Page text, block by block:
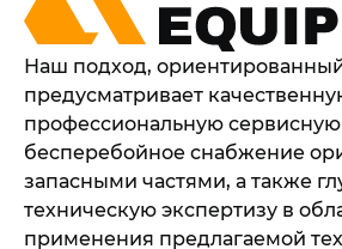
Наш подход,
предусматривает
профессиональную
бесперебойное снабжение
запасными частями, а также
техническую экспертизу в
применения предлагаемой